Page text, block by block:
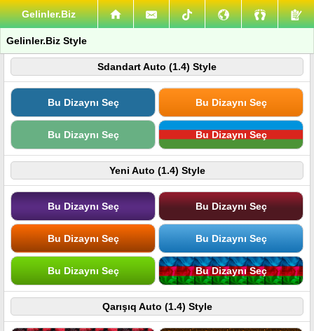
Gelinler.Biz
Gelinler.Biz Style
Sdandart Auto (1.4) Style
Bu Dizaynı Seç Bu Dizaynı Seç
Bu Dizaynı Seç Bu Dizaynı Seç
Yeni Auto (1.4) Style
Bu Dizaynı Seç Bu Dizaynı Seç
Bu Dizaynı Seç Bu Dizaynı Seç
Bu Dizaynı Seç Bu Dizaynı Seç
Qarışıq Auto (1.4) Style